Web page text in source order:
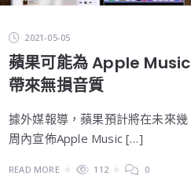
2021-05-05
蘋果可能為 Apple Music
帶來無損音質
據外媒報導，蘋果預計將在未來幾
周內宣佈Apple Music […]
READ MORE 112 0